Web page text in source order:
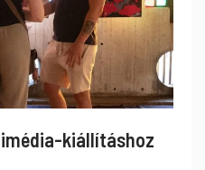
kiállításhoz